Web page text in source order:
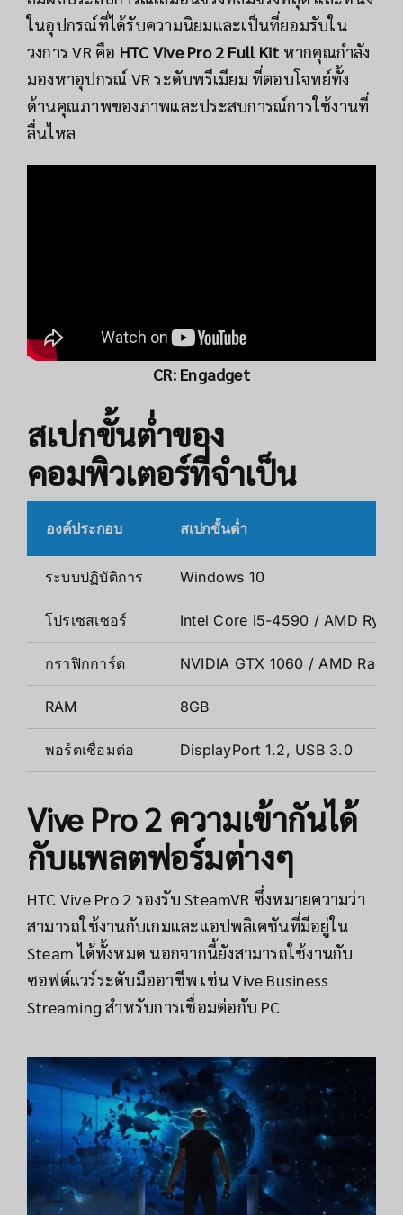
ในอุปกรณ์ที่ได้รับความนิยมและเป็นที่ยอมรับใน
วงการ VR คือ HTC Vive Pro 2 Full Kit หากคุณกำลัง
มองหาอุปกรณ์ VR ระดับพรีเมียม ที่ตอบโจทย์ทั้ง
ด้านคุณภาพของภาพและประสบการณ์การใช้งานที่
ลื่นไหล
CR:Engadget
สเปกขั้นต่ำของ
คอมพิวเตอร์ที่จำเป็น
องค์ประกอบ สเปกขั้นต่ำ
ระบบปฏิบัติการ Windows 10
โปรเซสเซอร์ Intel Core i5-4590 / AMD
กราฟิกการ์ด NVIDIA GTX 1060 / AMD
RAM 8GB
พอร์ตเชื่อมต่อ DisplayPort 1.2, USB 3.0
Vive Pro 2 ความเข้ากันได้
กับแพลตฟอร์มต่างๆ
HTC Vive Pro 2 รองรับ SteamVR ซึ่งหมายความว่า
สามารถใช้งานกับเกมและแอปพลิเคชันที่มีอยู่ใน
Steam ได้ทั้งหมด นอกจากนี้ยังสามารถใช้งานกับ
ซอฟต์แวร์ระดับมืออาชีพ เช่น Vive Business
Streaming สำหรับการเชื่อมต่อกับ PC